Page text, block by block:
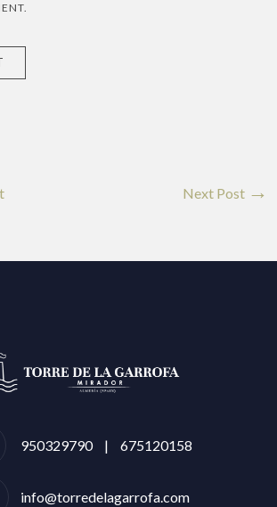
Next Post
950329790 | 675120158
info@torredelagarrofa.com